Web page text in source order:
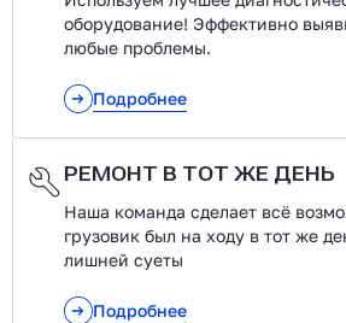
оборудование! Эффективно
любые проблемы.
Подробнее
РЕМОНТ В ТОТ ЖЕ ДЕНЬ
Наша команда сделает всё
грузовик был на ходу в тот же
лишней суеты
Подробнее